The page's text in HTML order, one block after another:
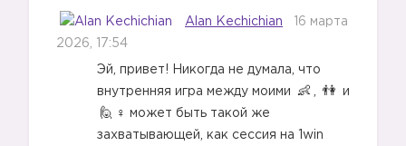
Alan Kechichian 16 марта
2026, 17:54
Эй, привет! Никогда не думала, что
внутренняя игра между моими
и
‍♀️ может быть такой же
захватывающей, как сессия на 1win